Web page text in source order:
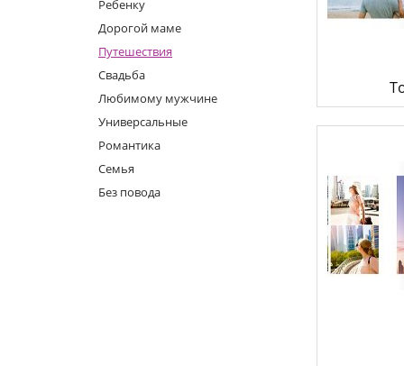
Фотокниги о путешествиях
Выпускные альбомы
Кулинарные книги
Ребенку
Дорогой маме
Путешествия
Свадьба
Любимому мужчине
Универсальные
Романтика
Семья
Без повода